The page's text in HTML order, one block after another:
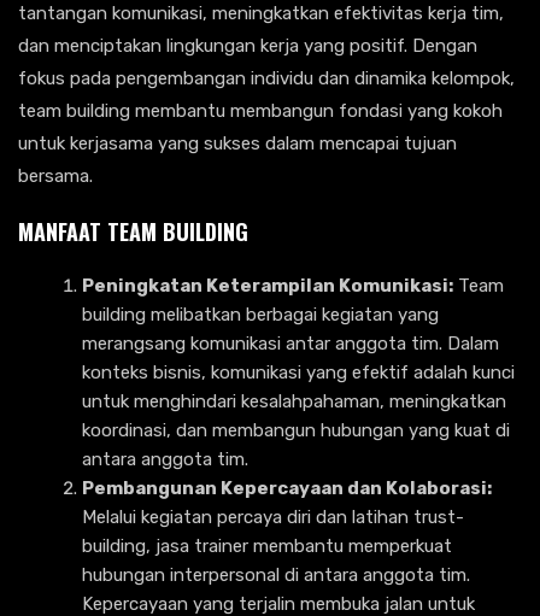
tantangan komunikasi, meningkatkan efektivitas kerja tim,
dan menciptakan lingkungan kerja yang positif. Dengan
fokus pada pengembangan individu dan dinamika kelompok,
team building membantu membangun fondasi yang kokoh
untuk kerjasama yang sukses dalam mencapai tujuan
bersama.
MANFAAT TEAM BUILDING
Peningkatan Keterampilan Komunikasi: Team
building melibatkan berbagai kegiatan yang
merangsang komunikasi antar anggota tim. Dalam
konteks bisnis, komunikasi yang efektif adalah kunci
untuk menghindari kesalahpahaman, meningkatkan
koordinasi, dan membangun hubungan yang kuat di
antara anggota tim.
Pembangunan Kepercayaan dan Kolaborasi:
Melalui kegiatan percaya diri dan latihan trust-
building, jasa trainer membantu memperkuat
hubungan interpersonal di antara anggota tim.
Kepercayaan yang terjalin membuka jalan untuk